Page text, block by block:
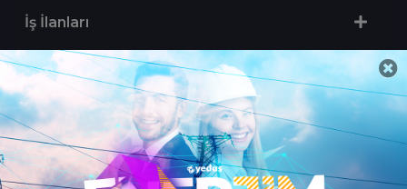
İş İlanları
Sertifika Programları
Yetenek Testleri
İşveren